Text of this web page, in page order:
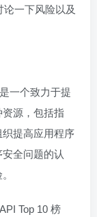
一下风险以及
一个致力于提
源，包括指
提高应用程序
全问题的认
Top 10 榜